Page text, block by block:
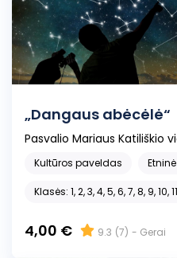
„Dangaus abėcėlė“
Pasvalio Mariaus Katiliškio
Kultūros paveldas
Klasės: 1, 2, 3, 4, 5, 6, 7, 8, 9, 10,
4,00 € 9.3 (7) - Gerai